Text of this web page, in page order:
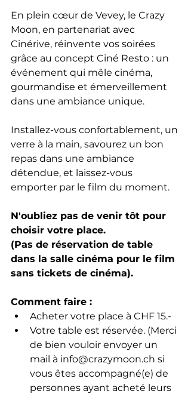
En plein cœur de Vevey, le Crazy
Moon, en partenariat avec
Cinérive, réinvente vos soirées
grâce au concept Ciné Resto : un
événement qui mêle cinéma,
gourmandise et émerveillement
dans une ambiance unique.
Installez-vous confortablement, un
verre à la main, savourez un bon
repas dans une ambiance
détendue, et laissez-vous
emporter par le film du moment.
N'oubliez pas de venir tôt pour
choisir votre place.
(Pas de réservation de table
dans la salle cinéma pour le film
sans tickets de cinéma).
Comment faire :
Acheter votre place à CHF 15.-
Votre table est réservée. (Merci
de bien vouloir envoyer un
mail à info@crazymoon.ch si
vous êtes accompagné(e) de
personnes ayant acheté leurs